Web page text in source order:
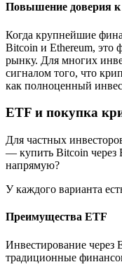
Повышение доверия
Когда крупнейшие
Bitcoin и Ethereum, это
рынку. Для многих
сигналом того, что
как полноценный
ETF и покупка
Для частных
— купить Bitcoin через
напрямую?
У каждого варианта
Преимущества ETF
Инвестирование через
традиционные